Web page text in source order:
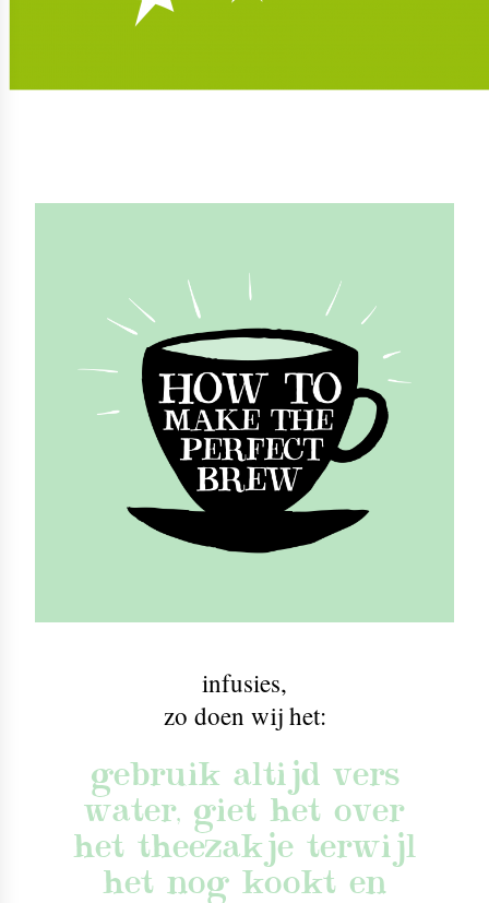
infusies,
zo doen wij het:
gebruik altijd vers
water, giet het over
het theezakje terwijl
het nog kookt en